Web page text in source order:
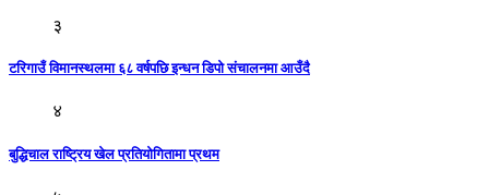
३
टरिगाउँ विमानस्थलमा ६८ वर्षपछि इन्धन डिपो संचालनमा आउँदै
४
बुद्धिचाल राष्ट्रिय खेल प्रतियोगितामा प्रथम